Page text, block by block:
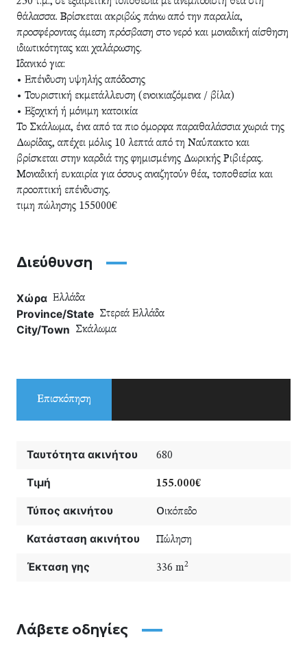
θάλασσα. Βρίσκεται ακριβώς πάνω από την παραλία,
προσφέροντας άμεση πρόσβαση στο νερό και μοναδική αίσθηση
ιδιωτικότητας και χαλάρωσης.
Ιδανικό για:
• Επένδυση υψηλής απόδοσης
• Τουριστική εκμετάλλευση (ενοικιαζόμενα / βίλα)
• Εξοχική ή μόνιμη κατοικία
Το Σκάλωμα, ένα από τα πιο όμορφα παραθαλάσσια χωριά της
Δωρίδας, απέχει μόλις 10 λεπτά από τη Ναύπακτο και
βρίσκεται στην καρδιά της φημισμένης Δωρικής Ριβιέρας.
Μοναδική ευκαιρία για όσους αναζητούν θέα, τοποθεσία και
προοπτική επένδυσης.
τιμη πώλησης 155000€
Διεύθυνση
Χώρα Ελλάδα
Province/State Στερεά Ελλάδα
City/Town Σκάλωμα
Επισκόπηση
Ταυτότητα ακινήτου 680
Τιμή 155.000€
Τύπος ακινήτου Οικόπεδο
Κατάσταση ακινήτου Πώληση
Έκταση γης 336 m2
Λάβετε οδηγίες